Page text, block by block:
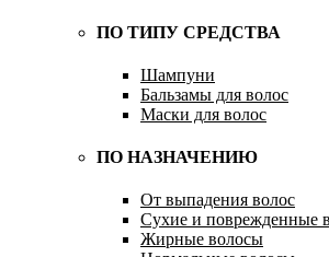
ПО ТИПУ СРЕДСТВА
Шампуни
Бальзамы для волос
Маски для волос
ПО НАЗНАЧЕНИЮ
От выпадения волос
Сухие и поврежденные
Жирные волосы